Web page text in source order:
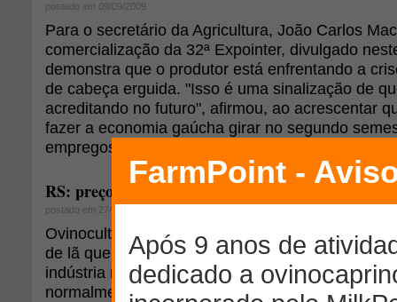
postado em 09/09/2009
Para o secretário da Agricultura, João Carlos
comercialização da 32ª Expointer, divulgado
demonstra que o produtor está enfrentando a
de cabeça erguida. "Isso é uma sinalização de
acreditando no futuro", afirmou, ao acrescentar
fazer a economia gaúcha girar no segundo
empregos, renda e arrecadação.
RS: preço da lã reflete baixo estoque e motiva
postado em 27/07/2009
Ovinocultores gaúchos apostam na recuperação
de lã que se inicia a partir de outubro. Com o
indústria nacional, a manifestação de interesse
normalmente começa após a Expointer, teve